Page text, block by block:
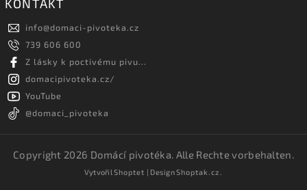
KONTAKT
info@domaci-pivoteka.cz
739 606 600
Z lásky k poctivému pivu...
domacipivoteka.cz/
YouTube
@domaci_pivoteka
Copyright 2026 Domácí pivotéka . Alle Rechte vorbehalten.
VytvořilShoptet | DesignShoptak.cz.